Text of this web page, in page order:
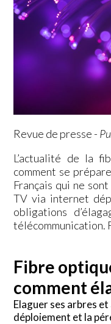
Revue de presse -
L’actualité de la
comment se
Français qui ne
TV via internet
obligations
télécommunication.
Fibre
comment
Elaguer ses arbres
déploiement et la